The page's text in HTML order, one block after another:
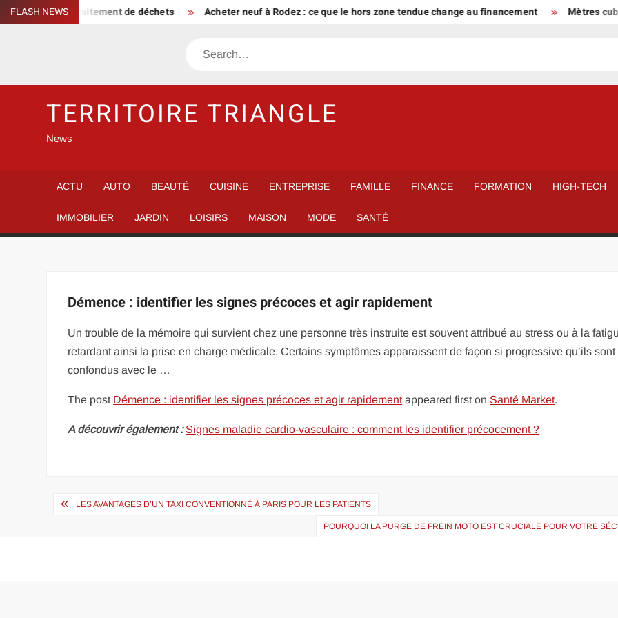
Skip
to
FLASH NEWS
entreprise de traitement de déchets Acheter neuf à Rodez : ce que le hors zone tendue change au financement Mètres
Search
TERRITOIRE TRIANGLE
News
ACTU AUTO BEAUTÉ CUISINE ENTREPRISE FAMILLE FINANCE FORMATION HIGH-TECH
IMMOBILIER JARDIN LOISIRS MAISON MODE SANTÉ
Démence : identifier les signes précoces et agir rapidement
Un trouble de la mémoire qui survient chez une personne très instruite est souvent attribué au stress ou à la
retardant ainsi la prise en charge médicale. Certains symptômes apparaissent de façon si progressive qu’ils sont
confondus avec le …
The post Démence : identifier les signes précoces et agir rapidementappeared first on Santé Market.
A découvrir également : Signes maladie cardio-vasculaire : comment les identifier précocement ?
Navigation
LES AVANTAGES D’UN TAXI CONVENTIONNÉ À PARIS POUR LES PATIENTS
POURQUOI LA PURGE DE FREIN MOTO EST CRUCIALE POUR VOTRE